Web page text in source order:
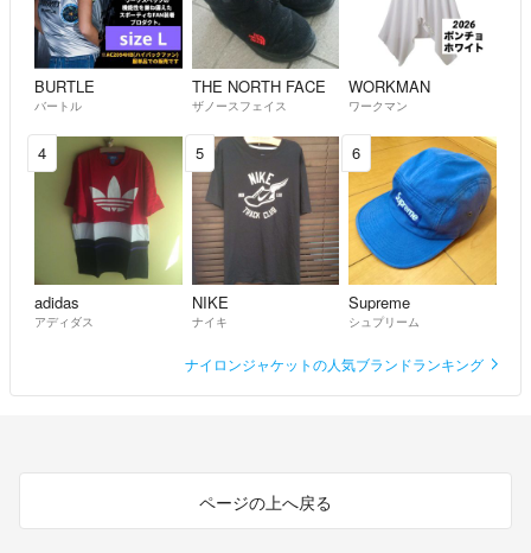
BURTLE
バートル
THE NORTH FACE
ザノースフェイス
WORKMAN
ワークマン
4
adidas
アディダス
5
NIKE
ナイキ
6
Supreme
シュプリーム
ナイロンジャケットの人気ブランドランキング
ページの上へ戻る